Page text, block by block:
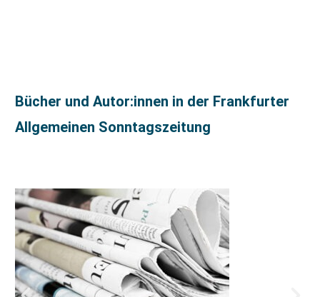
Bücher und Autor:innen in der Frankfurter
Allgemeinen Sonntagszeitung